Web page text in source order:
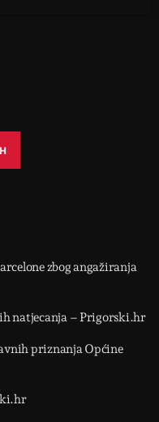
zbog angažiranja
natjecanja – Prigorski.hr
priznanja Općine